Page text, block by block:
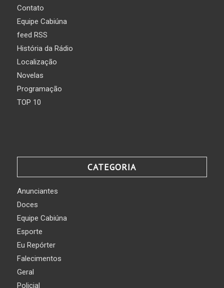
Contato
Equipe Cabiúna
feed RSS
História da Rádio
Localização
Novelas
Programação
TOP 10
CATEGORIA
Anunciantes
Doces
Equipe Cabiúna
Esporte
Eu Repórter
Falecimentos
Geral
Policial